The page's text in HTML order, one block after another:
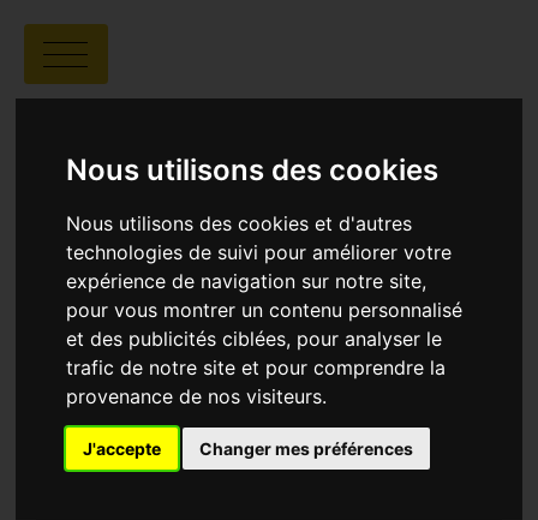
Nous utilisons des cookies
Nous utilisons des cookies et d'autres
technologies de suivi pour améliorer votre
expérience de navigation sur notre site,
pour vous montrer un contenu personnalisé
et des publicités ciblées, pour analyser le
trafic de notre site et pour comprendre la
provenance de nos visiteurs.
J'accepte Changer mes préférences
A BRAS-LE-CORPS
Maria Elsa Sgualdo |
01:36 | Belgique,
France, Suisse
SYNOPSIS